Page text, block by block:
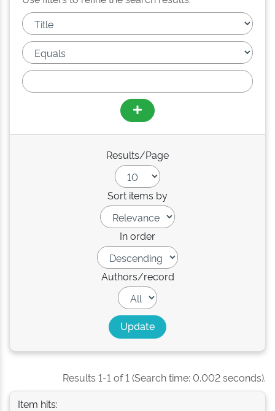
Results/Page
Sort items by
In order
Authors/record
Results 1-1 of 1 (Search time: 0.002 seconds).
Item hits: